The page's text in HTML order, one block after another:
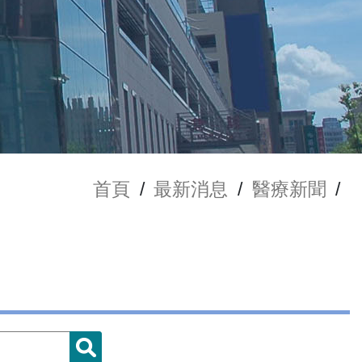
首頁 / 最新消息 / 醫療新聞 /